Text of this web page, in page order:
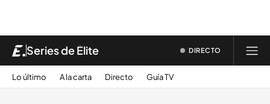
Series de Élite DIRECTO
Lo último A la carta Directo Guía TV